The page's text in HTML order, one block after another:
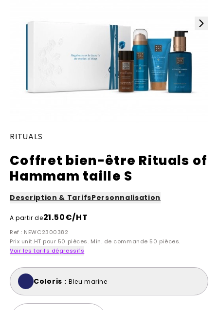
RITUALS
Coffret bien-être Rituals of
Hammam taille S
Description & TarifsPersonnalisation
A partir de21.50€/HT
Ref : NEWC2300382
Prix unit.HT pour 50 pièces. Min. de commande 50 pièces.
Voir les tarifs dégressifs
Coloris : Bleu marine